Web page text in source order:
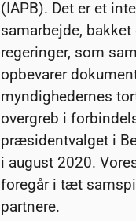
(IAPB). Det er et
samarbejde,
regeringer, som
opbevarer
myndighedernes
overgreb i
præsidentvalget i
i august 2020.
foregår i tæt
partnere.